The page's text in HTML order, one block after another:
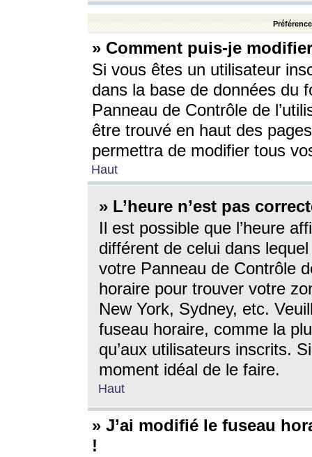
» Comment puis-je
Si vous êtes un utilisateur
dans la base de données du
Panneau de Contrôle de
être trouvé en haut des
permettra de modifier tous
Haut
» L’heure n’est pas
Il est possible que l’heure
différent de celui dans
votre Panneau de Contrôle
horaire pour trouver votre
New York, Sydney, etc.
fuseau horaire, comme la
qu’aux utilisateurs inscrits.
moment idéal de le faire.
Haut
» J’ai modifié le fuseau
!